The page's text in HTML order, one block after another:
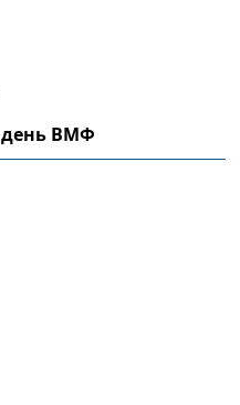
день ВМФ